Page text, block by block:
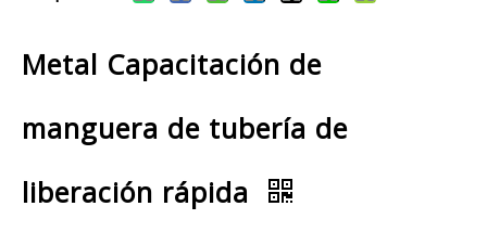
Metal Capacitación de
manguera de tubería de
liberación rápida